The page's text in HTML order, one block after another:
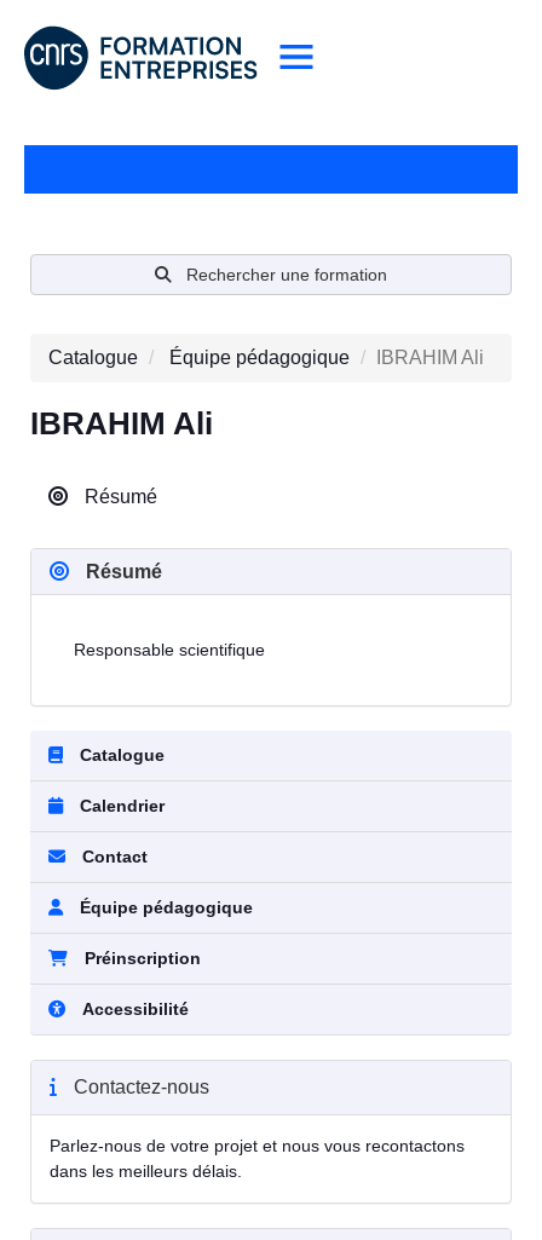
Rechercher une formation
Catalogue Équipe pédagogique IBRAHIM Ali
IBRAHIM Ali
Résumé
Résumé
Responsable scientifique
Catalogue
Calendrier
Contact
Équipe pédagogique
Préinscription
Accessibilité
Contactez-nous
Parlez-nous de votre projet et nous vous recontactons
dans les meilleurs délais.